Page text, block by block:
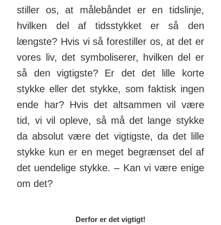
stiller os, at måle­båndet er en tids­linje,
hvilken del af tids­stykket er så den
længste? Hvis vi så fore­stiller os, at det er
vores liv, det symboliserer, hvilken del er
så den vigtigste? Er det det lille korte
stykke eller det stykke, som faktisk ingen
ende har? Hvis det alt­sammen vil være
tid, vi vil opleve, så må det lange stykke
da absolut være det vig­tigste, da det lille
stykke kun er en meget begrænset del af
det uendelige stykke. – Kan vi være enige
om det?
Derfor er det vigtigt!